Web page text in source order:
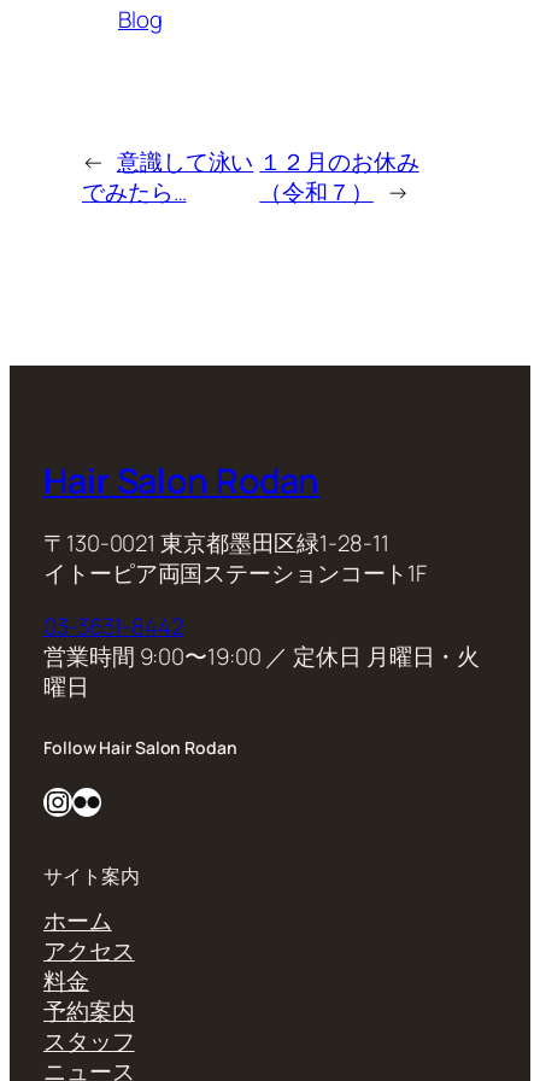
Blog
← 意識して泳い
でみたら…
１２月のお休み
（令和７）
→
Hair Salon Rodan
〒130-0021 東京都墨田区緑1-28-11
イトーピア両国ステーションコート1F
03-3631-8442
営業時間 9:00〜19:00 ／ 定休日 月曜日・火
曜日
Follow Hair Salon Rodan
InstagramFlickr
サイト案内
ホーム
アクセス
料金
予約案内
スタッフ
ニュース